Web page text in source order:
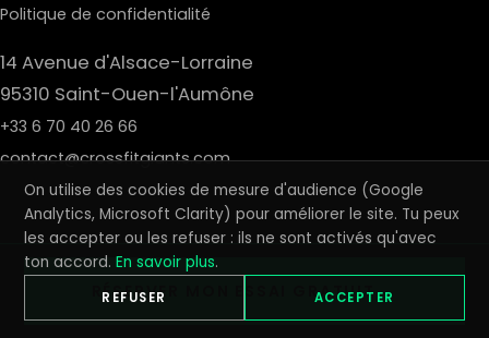
Politique de confidentialité
14 Avenue d'Alsace-Lorraine
95310 Saint-Ouen-l'Aumône
+33 6 70 40 26 66
contact@crossfitgiants.com
© 2026 CROSSFIT GIANTS · REVIVE SARL · TOUS DROITS RÉSERVÉS ·
MENTIONS LÉGALES·CGV·CONFIDENTIALITÉ·GÉRER LES COOKIES
OUVERT 7J/7 · SAINT-OUEN-L'AUMÔNE (95)
RÉSERVER MON ESSAI GRATUIT →
On utilise des cookies de mesure d'audience (Google
Analytics, Microsoft Clarity) pour améliorer le site. Tu peux
les accepter ou les refuser : ils ne sont activés qu'avec
ton accord.En savoir plus.
REFUSER ACCEPTER